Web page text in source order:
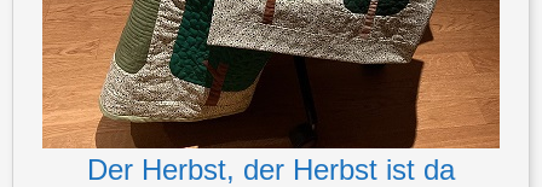
Der Herbst, der Herbst ist da